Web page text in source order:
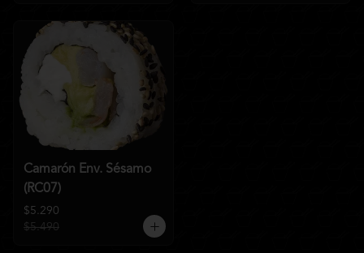
Camarón Env. Sésamo
(RC07)
$5.290
$5.490